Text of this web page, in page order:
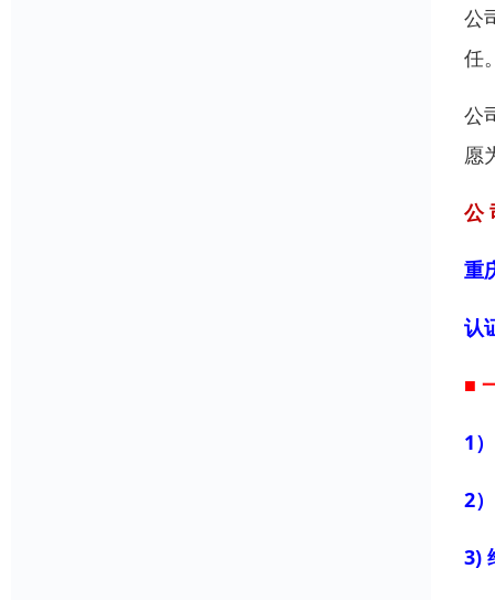
公
任
公
愿
公
重
认
■
1
2
3)